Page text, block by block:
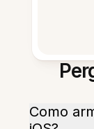
Como